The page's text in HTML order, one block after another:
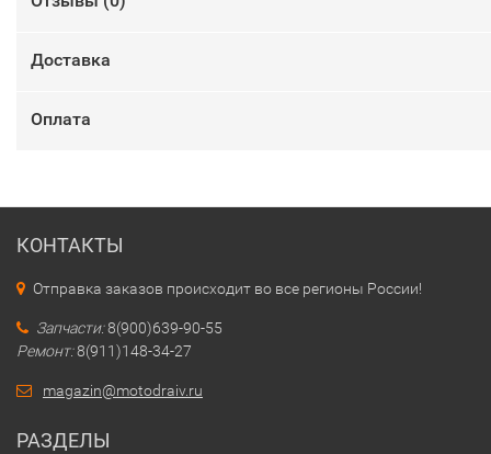
Доставка
Оплата
КОНТАКТЫ
Отправка заказов происходит во все регионы России!
Запчасти:8(900)639-90-55
Ремонт:8(911)148-34-27
magazin@motodraiv.ru
РАЗДЕЛЫ